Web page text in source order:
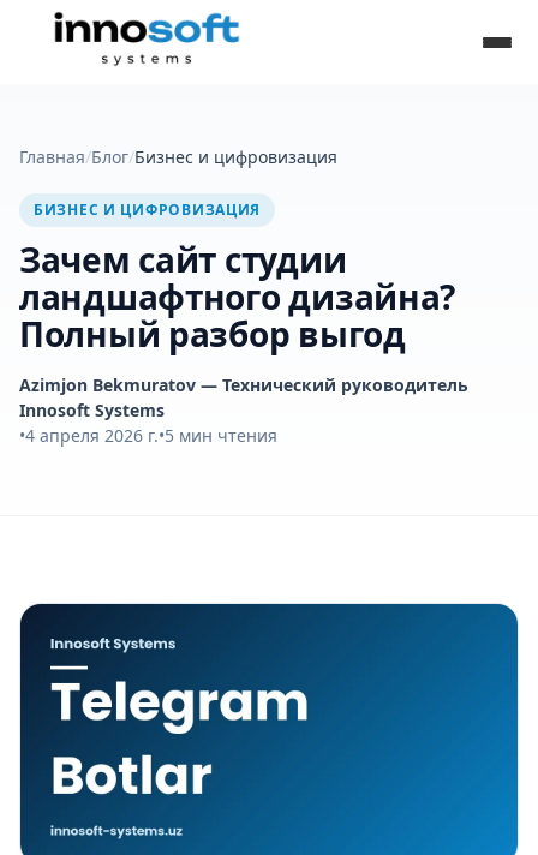
Главная/Блог/Бизнес и цифровизация
БИЗНЕС И ЦИФРОВИЗАЦИЯ
Зачем сайт студии
ландшафтного дизайна?
Полный разбор выгод
Azimjon Bekmuratov — Технический руководитель
Innosoft Systems
•4 апреля 2026 г.•5 мин чтения